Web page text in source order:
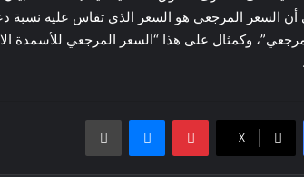
‫X
بينتيريستماسنجر طباعة